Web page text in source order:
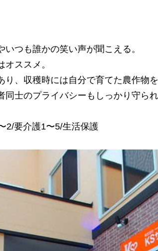
つも誰かの笑い声が聞こえる。
ススメ。
、収穫時には自分で育てた農作物を
士のプライバシーもしっかり守られ
2/要介護1〜5/生活保護